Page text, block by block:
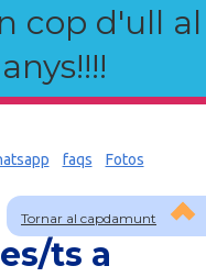
cop d'ull al
Tornar al capdamunt
faqs Fotos
ts a